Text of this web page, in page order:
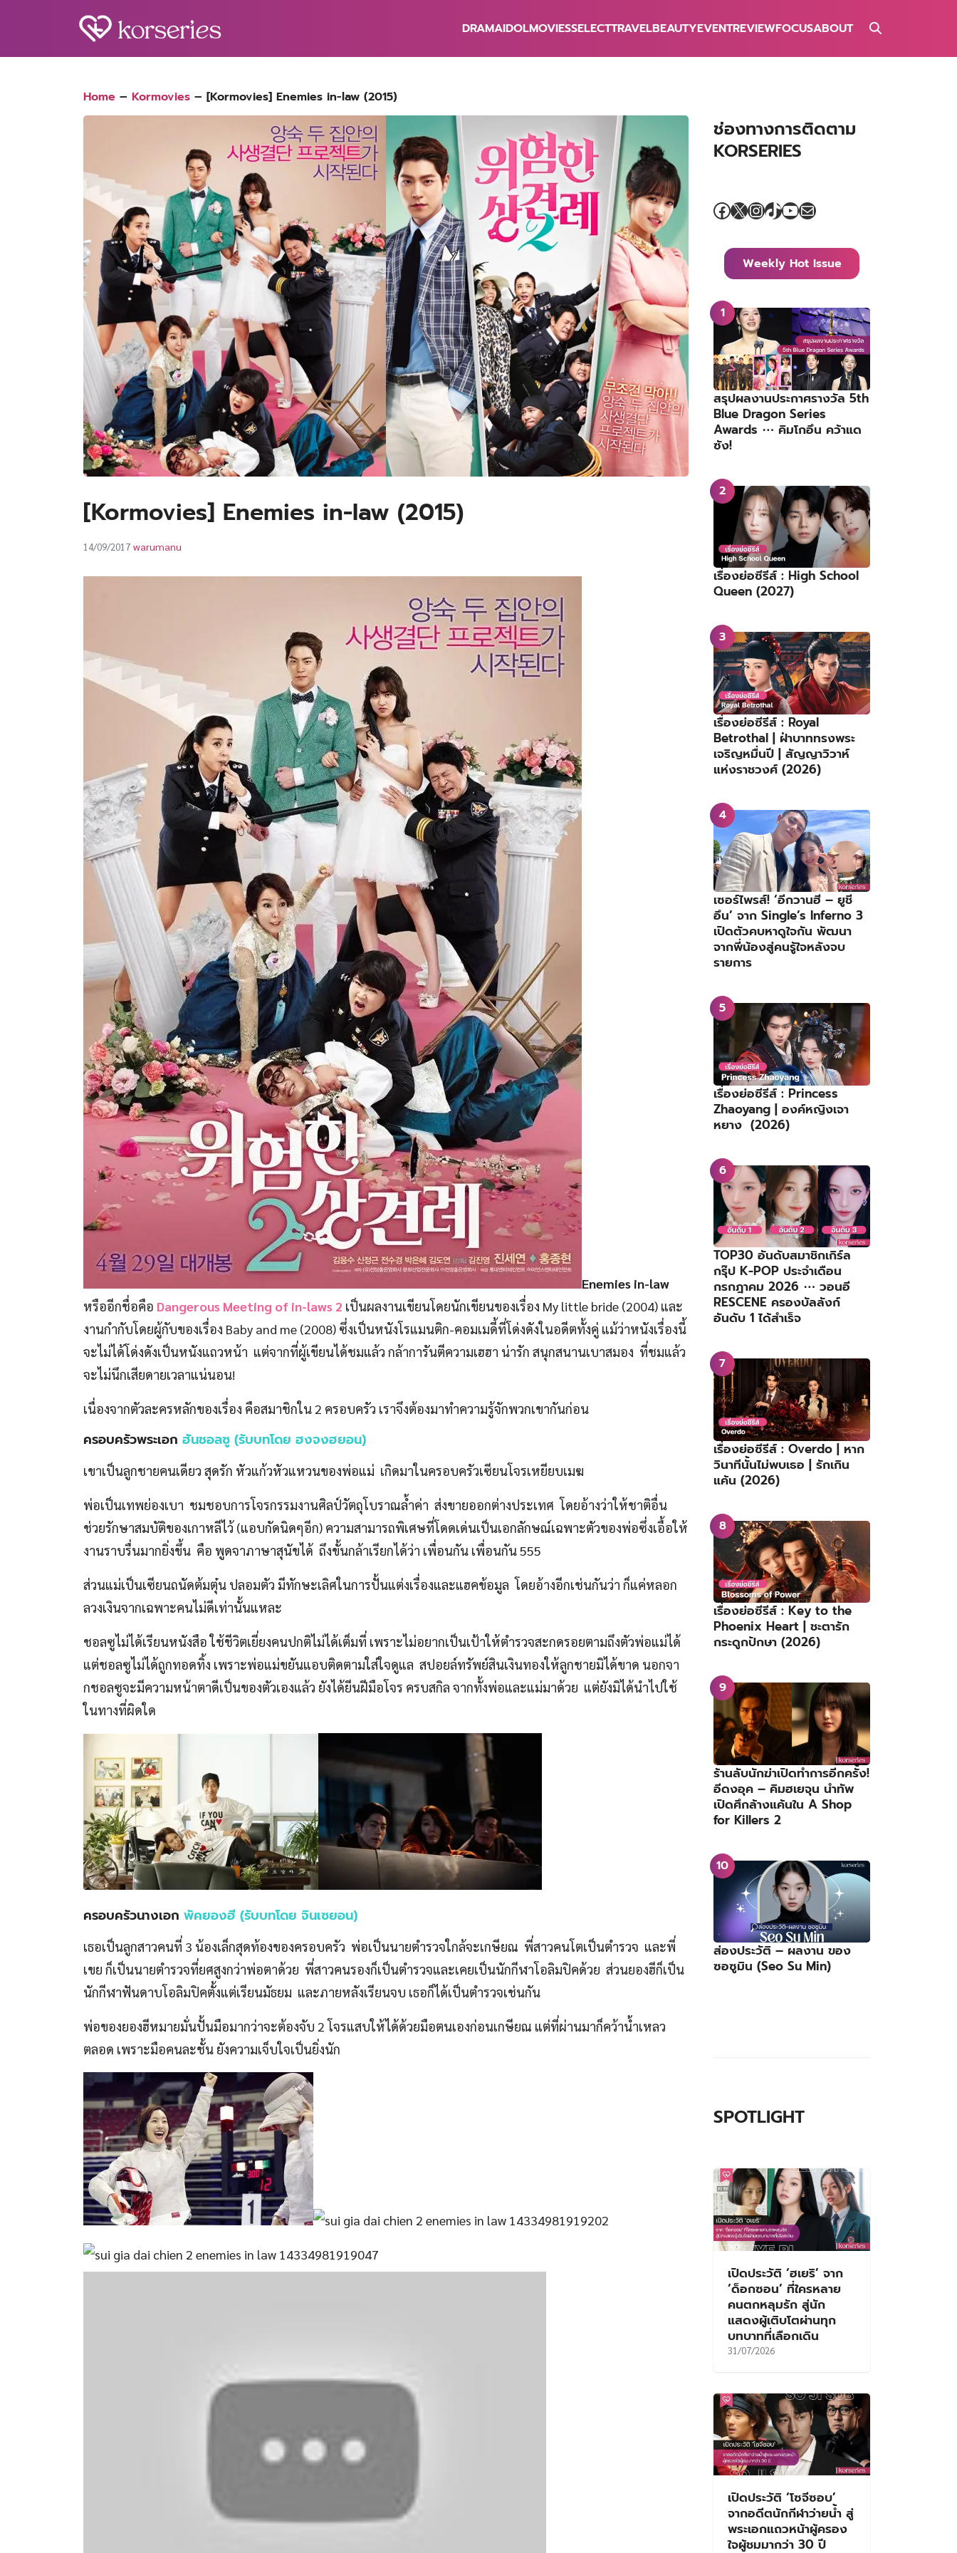
DRAMAIDOLMOVIESSELECTTRAVELBEAUTYEVENTREVIEWFOCUSABOUT
Home – Kormovies – [Kormovies] Enemies in-law (2015)
[Kormovies] Enemies in-law (2015)
14/09/2017 warumanu
Enemies in-law
หรืออีกชื่อคือ Dangerous Meeting of in-laws 2 เป็นผลงานเขียนโดยนักเขียนของเรื่อง My little bride (2004) และ
งานกำกับโดยผู้กับของเรื่อง Baby and me (2008) ซึ่งเป็นหนังโรแมนติก-คอมเมดี้ที่โด่งดังในอดีตทั้งคู่ แม้ว่าหนังเรื่องนี้
จะไม่ได้โด่งดังเป็นหนังแถวหน้า แต่จากที่ผู้เขียนได้ชมแล้ว กล้าการันตีความเฮฮา น่ารัก สนุกสนานเบาสมอง ที่ชมแล้ว
จะไม่นึกเสียดายเวลาแน่นอน!
เนื่องจากตัวละครหลักของเรื่อง คือสมาชิกใน 2 ครอบครัว เราจึงต้องมาทำความรู้จักพวกเขากันก่อน
ครอบครัวพระเอก ฮันชอลซู (รับบทโดย ฮงจงฮยอน)
เขาเป็นลูกชายคนเดียว สุดรัก หัวแก้วหัวแหวนของพ่อแม่ เกิดมาในครอบครัวเซียนโจรเหยียบเมฆ
พ่อเป็นเทพย่องเบา ชมชอบการโจรกรรมงานศิลป์วัตถุโบราณล้ำค่า ส่งขายออกต่างประเทศ โดยอ้างว่าให้ชาติอื่น
ช่วยรักษาสมบัติของเกาหลีไว้ (แอบกัดนิดๆอีก) ความสามารถพิเศษที่โดดเด่นเป็นเอกลักษณ์เฉพาะตัวของพ่อซึ่งเอื้อให้
งานราบรื่นมากยิ่งขึ้น คือ พูดจาภาษาสุนัขได้ ถึงขั้นกล้าเรียกได้ว่า เพื่อนกัน เพื่อนกัน 555
ส่วนแม่เป็นเซียนถนัดต้มตุ๋น ปลอมตัว มีทักษะเลิศในการปั้นแต่งเรื่องและแฮคข้อมูล โดยอ้างอีกเช่นกันว่า ก็แค่หลอก
ลวงเงินจากเฉพาะคนไม่ดีเท่านั้นแหละ
ชอลซูไม่ได้เรียนหนังสือ ใช้ชีวิตเยี่ยงคนปกติไม่ได้เต็มที่ เพราะไม่อยากเป็นเป้าให้ตำรวจสะกดรอยตามถึงตัวพ่อแม่ได้
แต่ชอลซูไม่ได้ถูกทอดทิ้ง เพราะพ่อแม่ขยันแอบติดตามใส่ใจดูแล สปอยล์ทรัพย์สินเงินทองให้ลูกชายมิได้ขาด นอกจา
กชอลซูจะมีความหน้าตาดีเป็นของตัวเองแล้ว ยังได้ยีนฝีมือโจร ครบสกิล จากทั้งพ่อและแม่มาด้วย แต่ยังมิได้นำไปใช้
ในทางที่ผิดใด
ครอบครัวนางเอก พัคยองฮี (รับบทโดย จินเซยอน)
เธอเป็นลูกสาวคนที่ 3 น้องเล็กสุดท้องของครอบครัว พ่อเป็นนายตำรวจใกล้จะเกษียณ พี่สาวคนโตเป็นตำรวจ และพี่
เขย ก็เป็นนายตำรวจที่ยศสูงกว่าพ่อตาด้วย พี่สาวคนรองก็เป็นตำรวจและเคยเป็นนักกีฬาโอลิมปิคด้วย ส่วนยองฮีก็เป็น
นักกีฬาฟันดาบโอลิมปิคตั้งแต่เรียนมัธยม และภายหลังเรียนจบ เธอก็ได้เป็นตำรวจเช่นกัน
พ่อของยองฮีหมายมั่นปั้นมือมากว่าจะต้องจับ 2 โจรแสบให้ได้ด้วยมือตนเองก่อนเกษียณ แต่ที่ผ่านมาก็คว้าน้ำเหลว
ตลอด เพราะมือคนละชั้น ยังความเจ็บใจเป็นยิ่งนัก
ช่องทางการติดตาม
KORSERIES
Facebook
X Instagram
TikTok
YouTube
Mail
Weekly Hot Issue
สรุปผลงานประกาศรางวัล 5th
Blue Dragon Series
Awards ⋯ คิมโกอึน คว้าแด
ซัง!
เรื่องย่อซีรีส์ : High School
Queen (2027)
เรื่องย่อซีรีส์ : Royal
Betrothal | ฝ่าบาททรงพระ
เจริญหมื่นปี | สัญญาวิวาห์
แห่งราชวงศ์ (2026)
เซอร์ไพรส์! ‘อีกวานฮี – ยูชี
อึน’ จาก Single’s Inferno 3
เปิดตัวคบหาดูใจกัน พัฒนา
จากพี่น้องสู่คนรู้ใจหลังจบ
รายการ
เรื่องย่อซีรีส์ : Princess
Zhaoyang | องค์หญิงเจา
หยาง (2026)
TOP30 อันดับสมาชิกเกิร์ล
กรุ๊ป K-POP ประจำเดือน
กรกฎาคม 2026 ⋯ วอนอี
RESCENE ครองบัลลังก์
อันดับ 1 ได้สำเร็จ
เรื่องย่อซีรีส์ : Overdo | หาก
วินาทีนั้นไม่พบเธอ | รักเกิน
แค้น (2026)
เรื่องย่อซีรีส์ : Key to the
Phoenix Heart | ชะตารัก
กระดูกปักษา (2026)
ร้านลับนักฆ่าเปิดทำการอีกครั้ง!
อีดงอุค – คิมฮเยจุน นำทัพ
เปิดศึกล้างแค้นใน A Shop
for Killers 2
ส่องประวัติ – ผลงาน ของ
ซอซูมิน (Seo Su Min)
SPOTLIGHT
เปิดประวัติ ‘ฮเยริ’ จาก
‘ด็อกซอน’ ที่ใครหลาย
คนตกหลุมรัก สู่นัก
แสดงผู้เติบโตผ่านทุก
บทบาทที่เลือกเดิน
31/07/2026
เปิดประวัติ ‘โซจีซอบ’
จากอดีตนักกีฬาว่ายน้ำ สู่
พระเอกแถวหน้าผู้ครอง
ใจผู้ชมมากว่า 30 ปี